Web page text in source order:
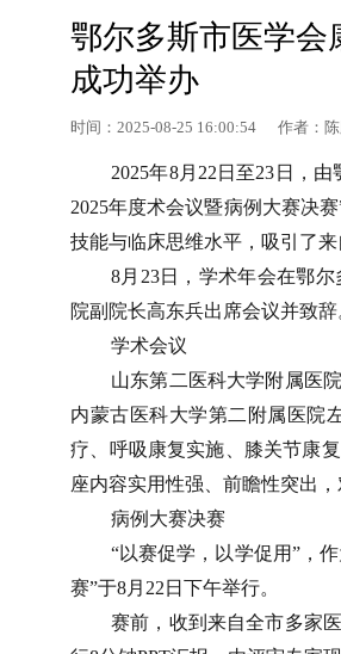
鄂尔多斯市医学会
成功举办
时间：2025-08-25 16:00:54 作者：
2025年8月22日至23日，
2025年度术会议暨病例大赛决
技能与临床思维水平，吸引了
8月23日，学术年会在鄂
院副院长高东兵出席会议并致
学术会议
山东第二医科大学附属医
内蒙古医科大学第二附属医院
疗、呼吸康复实施、膝关节康
座内容实用性强、前瞻性突出
病例大赛决赛
“以赛促学，以学促用”，
赛”于8月22日下午举行。
赛前，收到来自全市多家